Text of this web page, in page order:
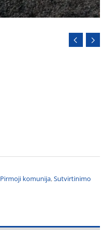
Pirmoji komunija,Sutvirtinimo